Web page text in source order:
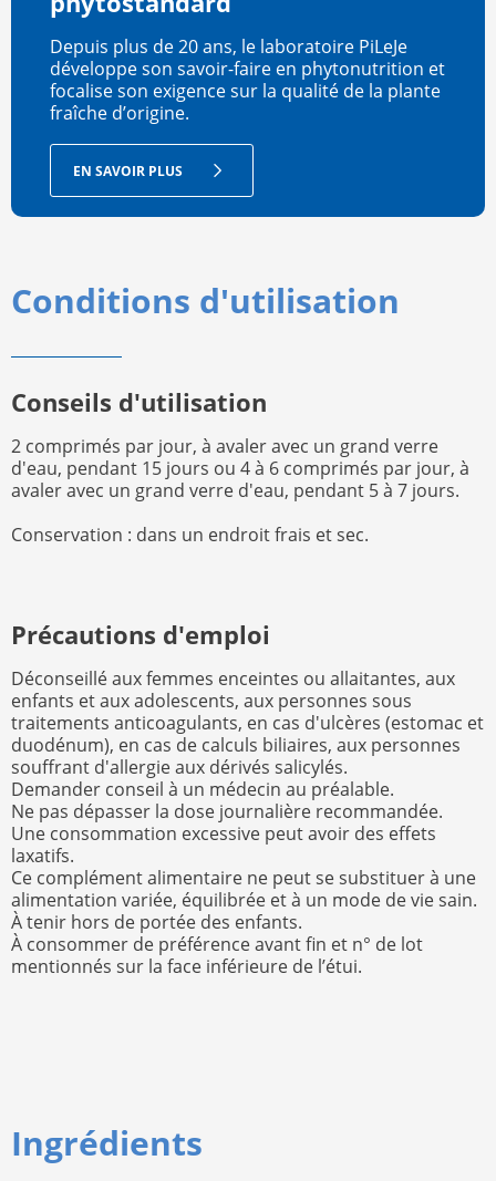
Depuis plus de 20 ans, le laboratoire PiLeJe
développe son savoir-faire en phytonutrition et
focalise son exigence sur la qualité de la plante
fraîche d’origine.
EN SAVOIR PLUS
Conditions d'utilisation
Conseils d'utilisation
2 comprimés par jour, à avaler avec un grand verre
d'eau, pendant 15 jours ou 4 à 6 comprimés par jour, à
avaler avec un grand verre d'eau, pendant 5 à 7 jours.
Conservation : dans un endroit frais et sec.
Précautions d'emploi
Déconseillé aux femmes enceintes ou allaitantes, aux
enfants et aux adolescents, aux personnes sous
traitements anticoagulants, en cas d'ulcères (estomac et
duodénum), en cas de calculs biliaires, aux personnes
souffrant d'allergie aux dérivés salicylés.
Demander conseil à un médecin au préalable.
Ne pas dépasser la dose journalière recommandée.
Une consommation excessive peut avoir des effets
laxatifs.
Ce complément alimentaire ne peut se substituer à une
alimentation variée, équilibrée et à un mode de vie sain.
À tenir hors de portée des enfants.
À consommer de préférence avant fin et n° de lot
mentionnés sur la face inférieure de l’étui.
Ingrédients